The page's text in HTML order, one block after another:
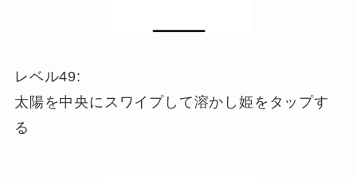
レベル49:
太陽を中央にスワイプして溶かし姫をタップす
る